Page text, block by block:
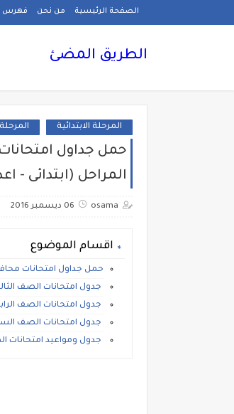
الصفحة الرئيسية من نحن فهرس
الطريق المضئ
المرحلة الابتدائية
حمل جداول
المراحل (ابتدائى -
osama 06 ديسمبر 2016
اقسام الموضوع
حمل جداول امتحانات
جدول امتحانات الصف الثالث
جدول امتحانات الصف الرابع
جدول امتحانات الصف السادس
جدول ومواعيد امتحانات الصف